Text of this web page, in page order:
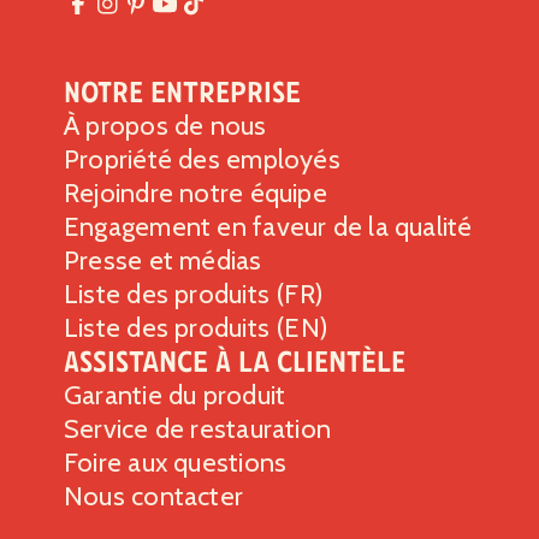
Sucres totaux 0g
Protéines6g
Vitamine D 0mcg
Calcium 56mg
Fer 2mg
Potassium 269mg
6%
*Le % de la valeur quotidienne indique la quantité d’un
nutriment contenu dans une portion d’aliment qui contribue
à un régime alimentaire quotidien. Les conseils généraux
en matière de nutrition se fondent sur un apport de 2,000
calories par jour.
Notre entreprise
À propos de nous
Propriété des employés
Rejoindre notre équipe
Engagement en faveur de la qualité
Presse et médias
Liste des produits (FR)
Liste des produits (EN)
Assistance à la clientèle
Garantie du produit
Service de restauration
Foire aux questions
Nous contacter